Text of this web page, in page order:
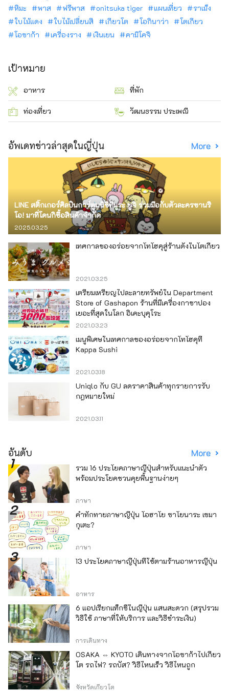
หิมะ
พาส ฟรีพาส onitsuka tiger แผนเที่ยว
ราเม็ง
ใบไม้แดง
ใบไม้เปลี่ยนสี เกียวโต โอกินาว่า
โตเกียว
โอซาก้า
เครื่องราง เงินเยน คามิโคจิ
เป้าหมาย
อาหาร ที่พัก
ท่องเที่ยว วัฒนธรรม ประเพณี
อัพเดทข่าวล่าสุดในญี่ปุ่น More
LINE สติ๊กเกอร์ศิลปินการ์ตูนนิชิทีมูระ ยูจิ ร่วมมือกับตัวละครซานริ
โอ! มาที่โดนกิซื้อสินค้าจำกัด
2025.03.25
เทศกาลของอร่อยจากโทโฮคุสู่ร้านดังในโตเกียว
2021.03.25
เตรียมเหรียญไปละลายทรัพย์ใน Department
Store of Gashapon ร้านที่มีเครื่องกาชาปอง
เยอะที่สุดในโลก อิเคะบุคุโระ
2021.03.23
เมนูพิเศษในเทศกาลของอร่อยจากโทโฮคุที่
Kappa Sushi
2021.03.18
Uniqlo กับ GU ลดราคาสินค้าทุกรายการรับ
กฎหมายใหม่
2021.03.11
อันดับ More
รวม 16 ประโยคภาษาญี่ปุ่นสำหรับแนะนำตัว
พร้อมประโยคชวนคุยพื้นฐานง่ายๆ
ภาษา
คำทักทายภาษาญี่ปุ่น โอฮาโย ซาโยนาระ เซมา
กุเตะ?
ภาษา
13 ประโยคภาษาญี่ปุ่นที่ใช้ตามร้านอาหารญี่ปุ่น
อาหาร
6 แอปเรียกแท็กซี่ในญี่ปุ่น แสนสะดวก (สรุปรวม
วิธีใช้ ภาษาที่ให้บริการ และวิธีชำระเงิน)
การเดินทาง
OSAKA ⇔ KYOTO เดินทางจากโอซาก้าไปเกียว
โต รถไฟ? รถบัส? วิธีไหนเร็ว วิธีไหนถูก
จังหวัดเกียวโต